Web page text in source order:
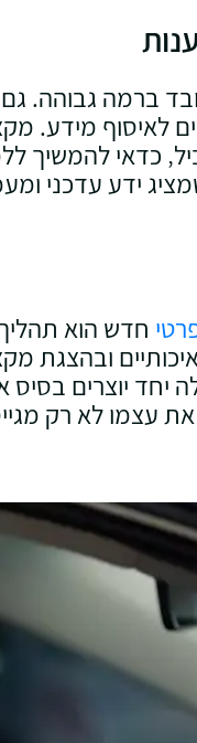
ברמה גבוהה.
לאיסוף מידע.
כדאי להמשיך
ידע עדכני
חדש הוא
ובהצגת
יחד יוצרים
עצמו לא רק